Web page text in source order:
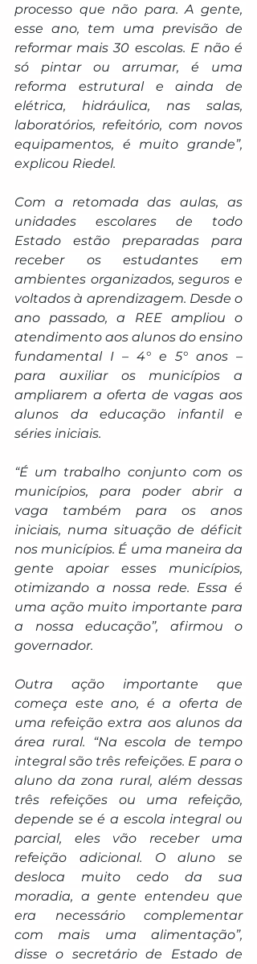
processo que não para. A gente,
esse ano, tem uma previsão de
reformar mais 30 escolas. E não é
só pintar ou arrumar, é uma
reforma estrutural e ainda de
elétrica, hidráulica, nas salas,
laboratórios, refeitório, com novos
equipamentos, é muito grande”,
explicou Riedel.
Com a retomada das aulas, as
unidades escolares de todo
Estado estão preparadas para
receber os estudantes em
ambientes organizados, seguros e
voltados à aprendizagem. Desde o
ano passado, a REE ampliou o
atendimento aos alunos do ensino
fundamental I – 4° e 5° anos –
para auxiliar os municípios a
ampliarem a oferta de vagas aos
alunos da educação infantil e
séries iniciais.
“É um trabalho conjunto com os
municípios, para poder abrir a
vaga também para os anos
iniciais, numa situação de déficit
nos municípios. É uma maneira da
gente apoiar esses municípios,
otimizando a nossa rede. Essa é
uma ação muito importante para
a nossa educação”, afirmou o
governador.
Outra ação importante que
começa este ano, é a oferta de
uma refeição extra aos alunos da
área rural. “Na escola de tempo
integral são três refeições. E para o
aluno da zona rural, além dessas
três refeições ou uma refeição,
depende se é a escola integral ou
parcial, eles vão receber uma
refeição adicional. O aluno se
desloca muito cedo da sua
moradia, a gente entendeu que
era necessário complementar
com mais uma alimentação”,
disse o secretário de Estado de